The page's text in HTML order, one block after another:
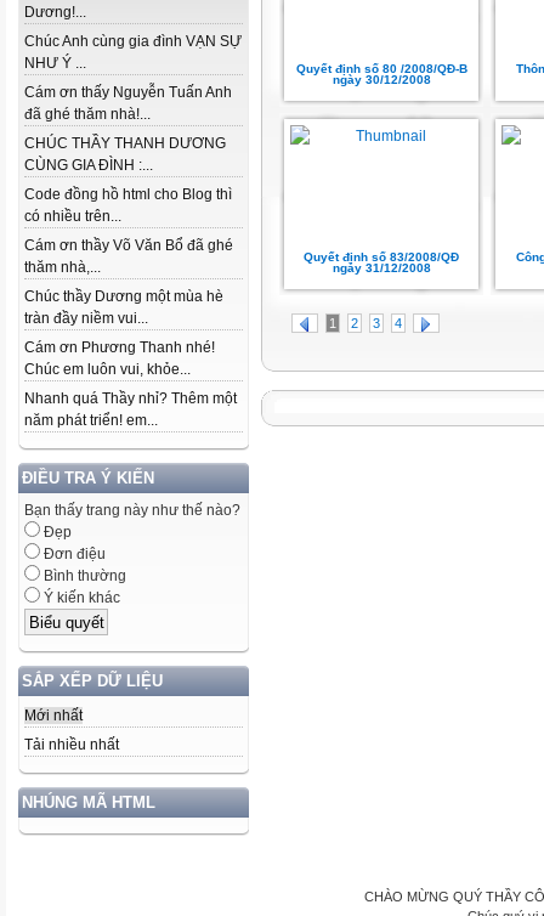
Dương!...
Chúc Anh cùng gia đình VẠN SỰ
NHƯ Ý ...
Cám ơn thấy Nguyễn Tuấn Anh
đã ghé thăm nhà!...
CHÚC THẦY THANH DƯƠNG
CÙNG GIA ĐÌNH :...
Code đồng hồ html cho Blog thì
có nhiều trên...
Cám ơn thầy Võ Văn Bổ đã ghé
thăm nhà,...
Chúc thầy Dương một mùa hè
tràn đầy niềm vui...
Cám ơn Phương Thanh nhé!
Chúc em luôn vui, khỏe...
Nhanh quá Thầy nhỉ? Thêm một
năm phát triển! em...
ĐIỀU TRA Ý KIẾN
Bạn thấy trang này như thế nào?
Đẹp
Đơn điệu
Bình thường
Ý kiến khác
SẮP XẾP DỮ LIỆU
Mới nhất
Tải nhiều nhất
NHÚNG MÃ HTML
Quyết định số 80 /2008/QĐ-B
ngày 30/12/2008
Quyết định số 83/2008/QĐ
ngày 31/12/2008
1 2 3 4
CHÀO MỪNG QUÝ THẦY